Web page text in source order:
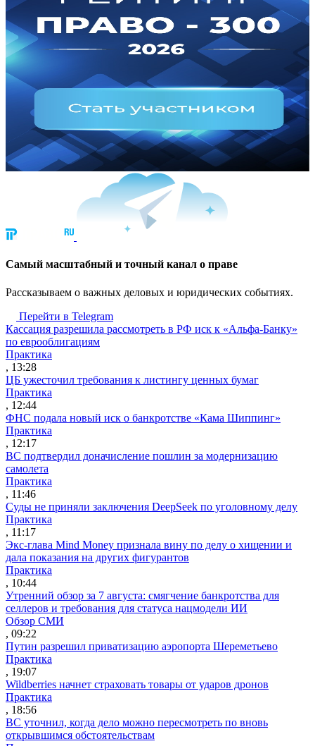
Cамый масштабный и точный канал о праве
Рассказываем о важных деловых и юридических событиях.
Перейти в Telegram
Кассация разрешила рассмотреть в РФ иск к «Альфа-Банку»
по еврооблигациям
Практика
, 13:28
ЦБ ужесточил требования к листингу ценных бумаг
Практика
, 12:44
ФНС подала новый иск о банкротстве «Кама Шиппинг»
Практика
, 12:17
ВС подтвердил доначисление пошлин за модернизацию
самолета
Практика
, 11:46
Суды не приняли заключения DeepSeek по уголовному делу
Практика
, 11:17
Экс-глава Mind Money признала вину по делу о хищении и
дала показания на других фигурантов
Практика
, 10:44
Утренний обзор за 7 августа: смягчение банкротства для
селлеров и требования для статуса нацмодели ИИ
Обзор СМИ
, 09:22
Путин разрешил приватизацию аэропорта Шереметьево
Практика
, 19:07
Wildberries начнет страховать товары от ударов дронов
Практика
, 18:56
ВС уточнил, когда дело можно пересмотреть по вновь
открывшимся обстоятельствам